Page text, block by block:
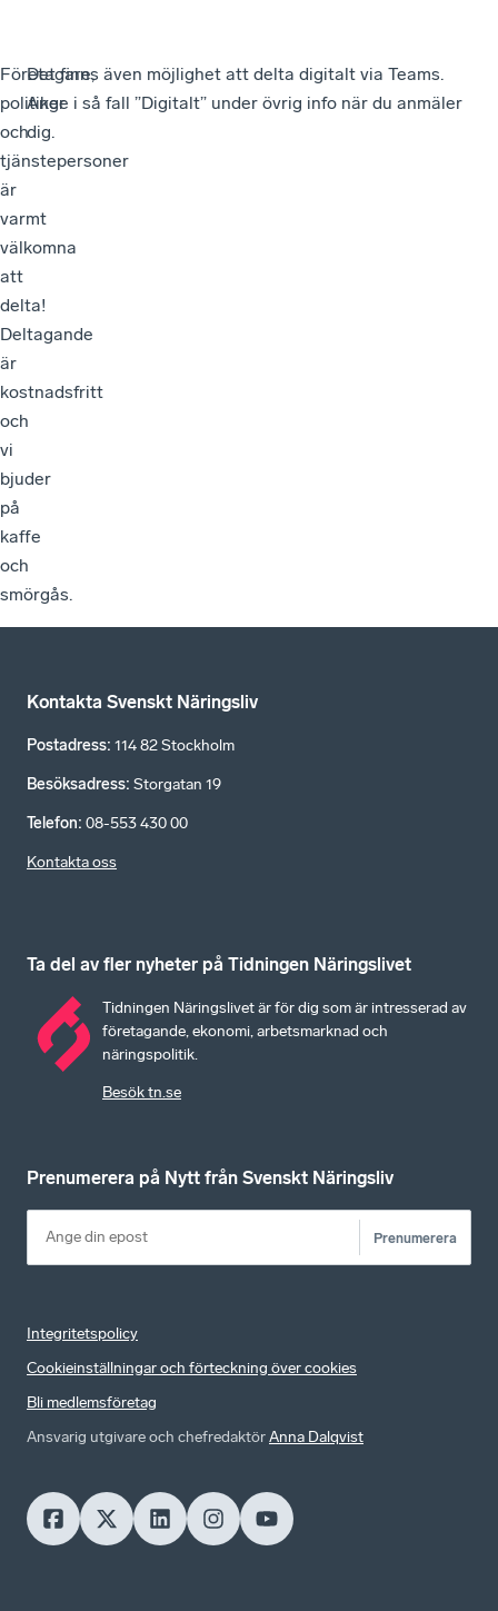
Företagare,
politiker
och
tjänstepersoner
är
varmt
välkomna
att
delta!
Deltagande
är
kostnadsfritt
och
vi
bjuder
på
kaffe
och
smörgås.
Det finns även möjlighet att delta digitalt via Teams.
Ange i så fall ”Digitalt” under övrig info när du anmäler
dig.
Kontakta Svenskt Näringsliv
Postadress: 114 82 Stockholm
Besöksadress: Storgatan 19
Telefon: 08-553 430 00
Kontakta oss
Ta del av fler nyheter på Tidningen Näringslivet
Tidningen Näringslivet är för dig som är intresserad av
företagande, ekonomi, arbetsmarknad och
näringspolitik.
Besök tn.se
Prenumerera på Nytt från Svenskt Näringsliv
Prenumerera
Integritetspolicy
Cookieinställningar och förteckning över cookies
Bli medlemsföretag
Ansvarig utgivare och chefredaktörAnna Dalqvist